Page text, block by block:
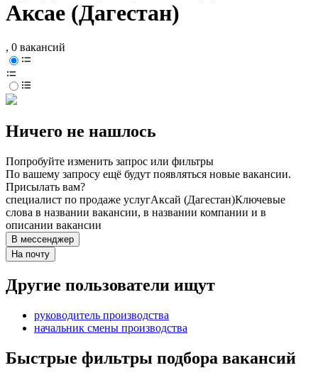
Аксае (Дагестан)
, 0 вакансий
Ничего не нашлось
Попробуйте изменить запрос или фильтры
По вашему запросу ещё будут появляться новые вакансии.
Присылать вам?
специалист по продаже услугАксай (Дагестан)Ключевые
слова в названии вакансии, в названии компании и в
описании вакансии
В мессенджер
На почту
Другие пользователи ищут
руководитель производства
начальник смены производства
Быстрые фильтры подбора вакансий